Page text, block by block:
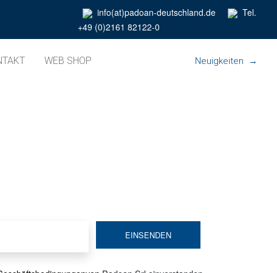
info(at)padoan-deutschland.de
Tel.
+49 (0)2161 82122-0
WEB SHOP Neuigkeiten